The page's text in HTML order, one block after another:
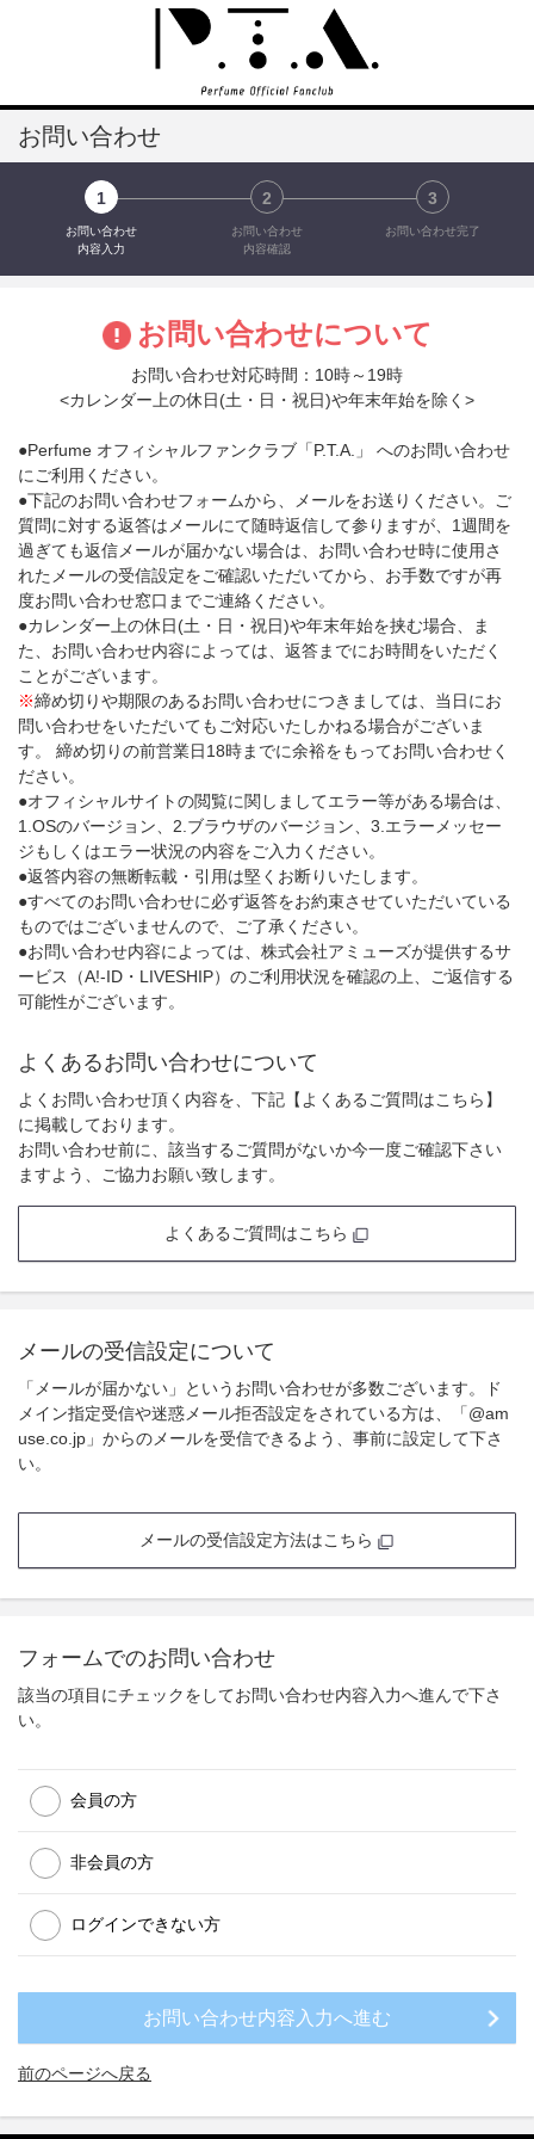
お問い合わせ
1
お問い合わせ
内容入力
2
お問い合わせ
内容確認
3
お問い合わせ完了
お問い合わせについて
お問い合わせ対応時間：10時～19時
<カレンダー上の休日(土・日・祝日)や年末年始を除く>
●Perfume オフィシャルファンクラブ「P.T.A.」 へのお問い合わせ
にご利用ください。
●下記のお問い合わせフォームから、メールをお送りください。ご
質問に対する返答はメールにて随時返信して参りますが、1週間を
過ぎても返信メールが届かない場合は、お問い合わせ時に使用さ
れたメールの受信設定をご確認いただいてから、お手数ですが再
度お問い合わせ窓口までご連絡ください。
●カレンダー上の休日(土・日・祝日)や年末年始を挟む場合、ま
た、お問い合わせ内容によっては、返答までにお時間をいただく
ことがございます。
※締め切りや期限のあるお問い合わせにつきましては、当日にお
問い合わせをいただいてもご対応いたしかねる場合がございま
す。 締め切りの前営業日18時までに余裕をもってお問い合わせく
ださい。
●オフィシャルサイトの閲覧に関しましてエラー等がある場合は、
1.OSのバージョン、2.ブラウザのバージョン、3.エラーメッセー
ジもしくはエラー状況の内容をご入力ください。
●返答内容の無断転載・引用は堅くお断りいたします。
●すべてのお問い合わせに必ず返答をお約束させていただいている
ものではございませんので、ご了承ください。
●お問い合わせ内容によっては、株式会社アミューズが提供するサ
ービス（A!-ID・LIVESHIP）のご利用状況を確認の上、ご返信する
可能性がございます。
よくあるお問い合わせについて
よくお問い合わせ頂く内容を、下記【よくあるご質問はこちら】
に掲載しております。
お問い合わせ前に、該当するご質問がないか今一度ご確認下さい
ますよう、ご協力お願い致します。
よくあるご質問はこちら
メールの受信設定について
「メールが届かない」というお問い合わせが多数ございます。ド
メイン指定受信や迷惑メール拒否設定をされている方は、「@am
use.co.jp」からのメールを受信できるよう、事前に設定して下さ
い。
メールの受信設定方法はこちら
フォームでのお問い合わせ
該当の項目にチェックをしてお問い合わせ内容入力へ進んで下さ
い。
会員の方
非会員の方
ログインできない方
前のページへ戻る